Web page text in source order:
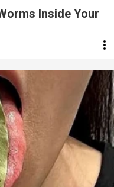
Inside Your